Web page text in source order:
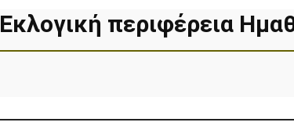
Εκλογική περιφέρεια